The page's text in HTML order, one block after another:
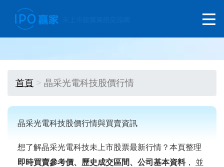
首頁 晶采光電科技股價行情
晶采光電科技股價行情與買賣資訊
想了解晶采光電科技未上市股票最新行情？本頁整理
即時買賣參考價、歷史成交區間、公司基本資料， 並